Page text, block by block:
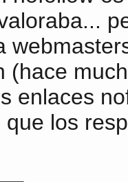
(hace
enlaces
los